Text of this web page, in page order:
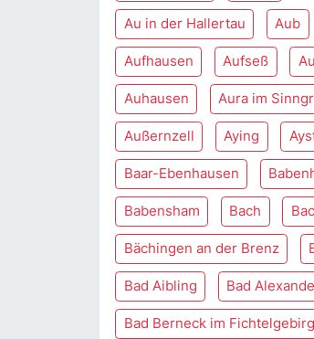
Au in der Hallertau Aub
Aufhausen Aufseß
Auhausen Aura im
Außernzell Aying
Baar-Ebenhausen
Babensham Bach
Bächingen an der Brenz
Bad Aibling Bad
Bad Berneck im